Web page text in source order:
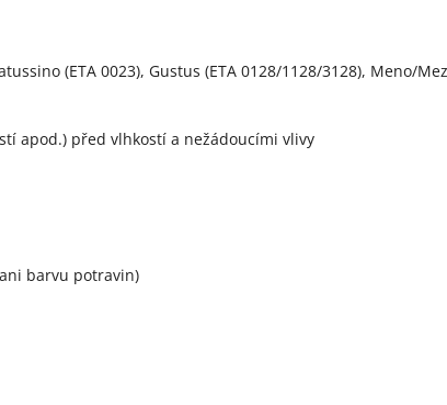
(ETA 0023), Gustus (ETA 0128/1128/3128), Meno/
apod.) před vlhkostí a nežádoucími vlivy
barvu potravin)